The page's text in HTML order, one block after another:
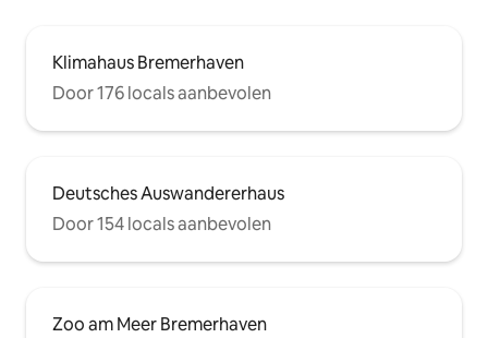
Klimahaus Bremerhaven
Door 176 locals aanbevolen
Deutsches Auswandererhaus
Door 154 locals aanbevolen
Zoo am Meer Bremerhaven